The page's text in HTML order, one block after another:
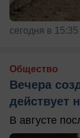
сегодня в 15:35
Общество
Вечера
действует
В августе